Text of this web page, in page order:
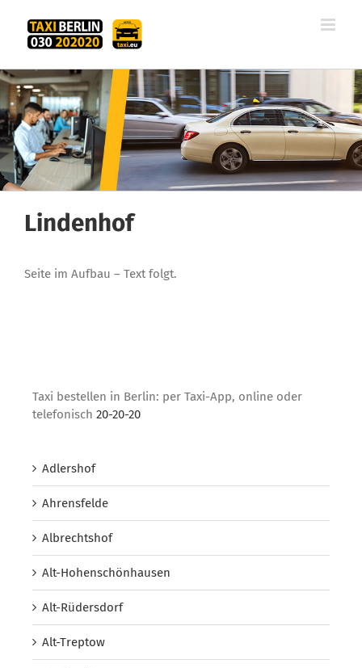
Inhalt
springen
Lindenhof
Seite im Aufbau – Text folgt.
Taxi bestellen in Berlin: per Taxi-App, online oder
telefonisch 20-20-20
Adlershof
Ahrensfelde
Albrechtshof
Alt-Hohenschönhausen
Alt-Rüdersdorf
Alt-Treptow